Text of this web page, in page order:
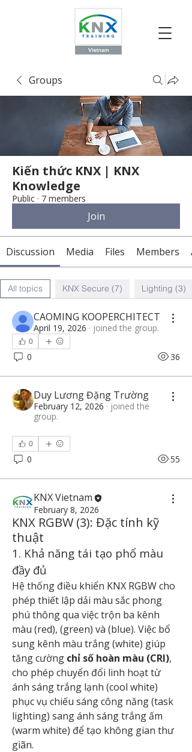
Groups
Kiến thức KNX | KNX
Knowledge
Public · 7 members
Join
Discussion Media Files Members
All topics KNX Secure (7) Lighting (3)
CAOMING KOOPERCHITECT
April 19, 2026 · joined the group.
0
0 36
Duy Lương Đặng Trường
February 12, 2026 · joined the
group.
0
0 55
KNX Vietnam
February 8, 2026
KNX RGBW (3): Đặc tính kỹ
thuật
1. Khả năng tái tạo phổ màu
đầy đủ
Hệ thống điều khiển KNX RGBW cho
phép thiết lập dải màu sắc phong
phú thông qua việc trộn ba kênh
màu (red), (green) và (blue). Việc bổ
sung kênh màu trắng (white) giúp
tăng cường chỉ số hoàn màu (CRI),
cho phép chuyển đổi linh hoạt từ
ánh sáng trắng lạnh (cool white)
phục vụ chiếu sáng công năng (task
lighting) sang ánh sáng trắng ấm
(warm white) để tạo không gian thư
giãn.